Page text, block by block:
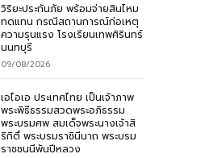
วิริยะประกันภัย พร้อมจ่ายสินไหม
ทดแทน กรณีสถานการณ์ก่อเหตุ
ความรุนแรง โรงเรียนเทพศิรินทร์
นนทบุรี
09/08/2026
เอไอเอ ประเทศไทย เป็นเจ้าภาพ
พระพิธีธรรมสวดพระอภิธรรม
พระบรมศพ สมเด็จพระนางเจ้าสิ
ริกิติ์ พระบรมราชินีนาถ พระบรม
ราชชนนีพันปีหลวง